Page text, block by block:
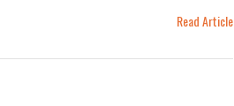
Read Article